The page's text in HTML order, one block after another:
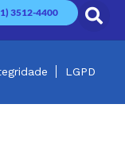
3512-4400
LGPD